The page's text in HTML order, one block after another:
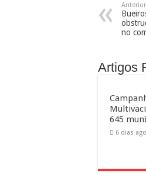
Anterior
no
Artigos
645
6 dias ago